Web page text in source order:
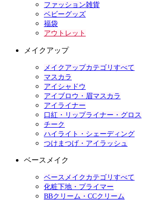
ファッション雑貨
ベビーグッズ
福袋
アウトレット
メイクアップ
メイクアップカテゴリすべて
マスカラ
アイシャドウ
アイブロウ・眉マスカラ
アイライナー
口紅・リップライナー・グロス
チーク
ハイライト・シェーディング
つけまつげ・アイラッシュ
ベースメイク
ベースメイクカテゴリすべて
化粧下地・プライマー
BBクリーム・CCクリーム